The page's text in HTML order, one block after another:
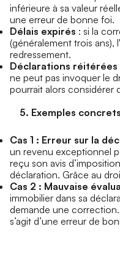
inférieure à sa valeur
une erreur de bonne foi.
Délais expirés : si la
(généralement trois ans),
redressement.
Déclarations réitérées
ne peut pas invoquer le
pourrait alors considérer
5. Exemples concrets
Cas 1 : Erreur sur la
un revenu exceptionnel
reçu son avis
déclaration. Grâce au
Cas 2 : Mauvaise
immobilier dans sa
demande une
s’agit d’une erreur de